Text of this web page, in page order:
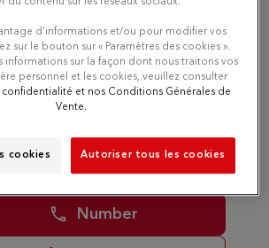
au même ANTIBES
today
Number
du contenu sur les réseaux sociaux.
d'informations et/ou pour modifier vos
sur le bouton sur « Paramètres des cookies ».
informations sur la façon dont nous traitons vos
personnel et les cookies, veuillez consulter
confidentialité et nos Conditions Générales de
Vente.
cookies Autoriser tous les cookies